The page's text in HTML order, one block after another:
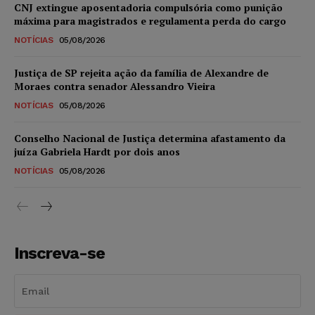
CNJ extingue aposentadoria compulsória como punição
máxima para magistrados e regulamenta perda do cargo
NOTÍCIAS 05/08/2026
Justiça de SP rejeita ação da família de Alexandre de
Moraes contra senador Alessandro Vieira
NOTÍCIAS 05/08/2026
Conselho Nacional de Justiça determina afastamento da
juíza Gabriela Hardt por dois anos
NOTÍCIAS 05/08/2026
Inscreva-se